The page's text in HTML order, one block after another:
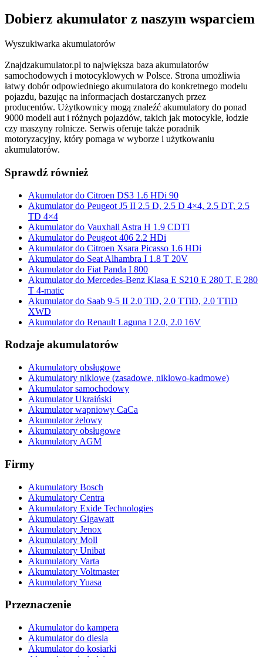
Dobierz akumulator z naszym wsparciem
Wyszukiwarka akumulatorów
Znajdzakumulator.pl to największa baza akumulatorów
samochodowych i motocyklowych w Polsce. Strona umożliwia
łatwy dobór odpowiedniego akumulatora do konkretnego modelu
pojazdu, bazując na informacjach dostarczanych przez
producentów. Użytkownicy mogą znaleźć akumulatory do ponad
9000 modeli aut i różnych pojazdów, takich jak motocykle, łodzie
czy maszyny rolnicze. Serwis oferuje także poradnik
motoryzacyjny, który pomaga w wyborze i użytkowaniu
akumulatorów.
Sprawdź również
Akumulator do Citroen DS3 1.6 HDi 90
Akumulator do Peugeot J5 II 2.5 D, 2.5 D 4×4, 2.5 DT, 2.5
TD 4×4
Akumulator do Vauxhall Astra H 1.9 CDTI
Akumulator do Peugeot 406 2.2 HDi
Akumulator do Citroen Xsara Picasso 1.6 HDi
Akumulator do Seat Alhambra I 1.8 T 20V
Akumulator do Fiat Panda I 800
Akumulator do Mercedes-Benz Klasa E S210 E 280 T, E 280
T 4-matic
Akumulator do Saab 9-5 II 2.0 TiD, 2.0 TTiD, 2.0 TTiD
XWD
Akumulator do Renault Laguna I 2.0, 2.0 16V
Rodzaje akumulatorów
Akumulatory obsługowe
Akumulatory niklowe (zasadowe, niklowo-kadmowe)
Akumulator samochodowy
Akumulator Ukraiński
Akumulator wapniowy CaCa
Akumulator żelowy
Akumulatory obsługowe
Akumulatory AGM
Firmy
Akumulatory Bosch
Akumulatory Centra
Akumulatory Exide Technologies
Akumulatory Gigawatt
Akumulatory Jenox
Akumulatory Moll
Akumulatory Unibat
Akumulatory Varta
Akumulatory Voltmaster
Akumulatory Yuasa
Przeznaczenie
Akumulator do kampera
Akumulator do diesla
Akumulator do kosiarki